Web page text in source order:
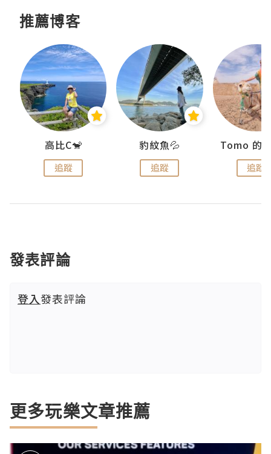
推薦博客
高比C🐒
追蹤
豹紋魚💦
追蹤 追蹤
發表評論
登入發表評論
更多玩樂文章推薦